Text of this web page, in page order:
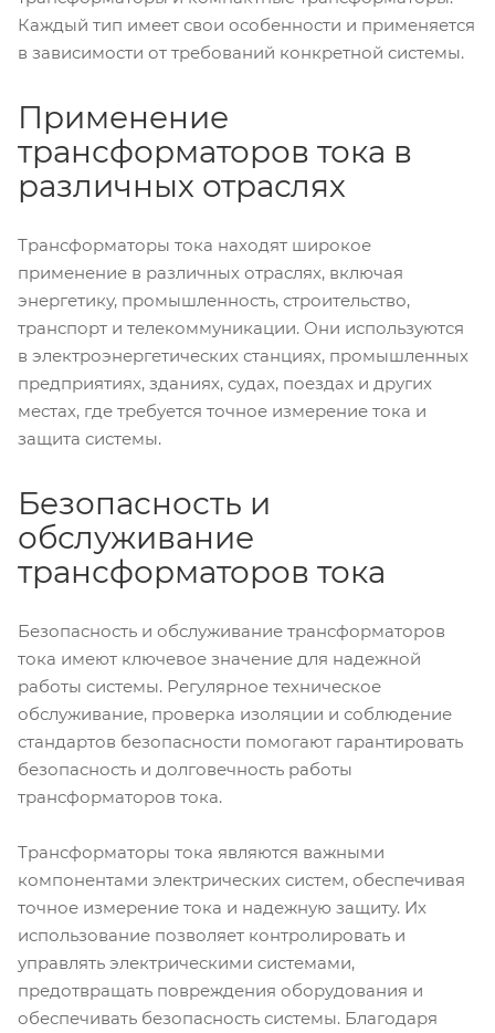
Каждый тип имеет свои особенности и применяется
в зависимости от требований конкретной системы.
Применение
трансформаторов тока в
различных отраслях
Трансформаторы тока находят широкое
применение в различных отраслях, включая
энергетику, промышленность, строительство,
транспорт и телекоммуникации. Они используются
в электроэнергетических станциях, промышленных
предприятиях, зданиях, судах, поездах и других
местах, где требуется точное измерение тока и
защита системы.
Безопасность и
обслуживание
трансформаторов тока
Безопасность и обслуживание трансформаторов
тока имеют ключевое значение для надежной
работы системы. Регулярное техническое
обслуживание, проверка изоляции и соблюдение
стандартов безопасности помогают гарантировать
безопасность и долговечность работы
трансформаторов тока.
Трансформаторы тока являются важными
компонентами электрических систем, обеспечивая
точное измерение тока и надежную защиту. Их
использование позволяет контролировать и
управлять электрическими системами,
предотвращать повреждения оборудования и
обеспечивать безопасность системы. Благодаря